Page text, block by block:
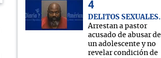
DELITOS SEXUALES
Arrestan a pastor
acusado de abusar de
un adolescente y no
revelar condición de